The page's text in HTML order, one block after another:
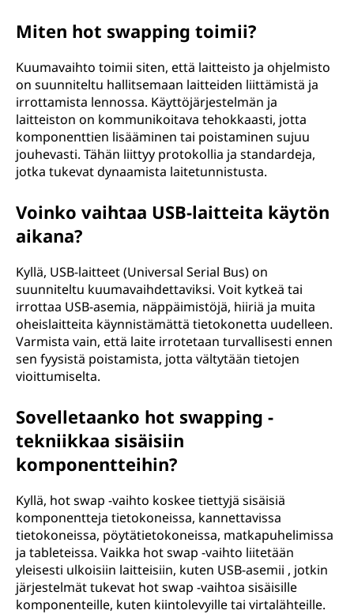
Miten hot swapping toimii?
Kuumavaihto toimii siten, että laitteisto ja ohjelmisto
on suunniteltu hallitsemaan laitteiden liittämistä ja
irrottamista lennossa. Käyttöjärjestelmän ja
laitteiston on kommunikoitava tehokkaasti, jotta
komponenttien lisääminen tai poistaminen sujuu
jouhevasti. Tähän liittyy protokollia ja standardeja,
jotka tukevat dynaamista laitetunnistusta.
Voinko vaihtaa USB-laitteita käytön
aikana?
Kyllä, USB-laitteet (Universal Serial Bus) on
suunniteltu kuumavaihdettaviksi. Voit kytkeä tai
irrottaa USB-asemia, näppäimistöjä, hiiriä ja muita
oheislaitteita käynnistämättä tietokonetta uudelleen.
Varmista vain, että laite irrotetaan turvallisesti ennen
sen fyysistä poistamista, jotta vältytään tietojen
vioittumiselta.
Sovelletaanko hot swapping -
tekniikkaa sisäisiin
komponentteihin?
Kyllä, hot swap -vaihto koskee tiettyjä sisäisiä
komponentteja tietokoneissa, kannettavissa
tietokoneissa, pöytätietokoneissa, matkapuhelimissa
ja tableteissa. Vaikka hot swap -vaihto liitetään
yleisesti ulkoisiin laitteisiin, kuten USB-asemii , jotkin
järjestelmät tukevat hot swap -vaihtoa sisäisille
komponenteille, kuten kiintolevyille tai virtalähteille.